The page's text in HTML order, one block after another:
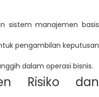
sistem manajemen basis
pengambilan keputusan
dalam operasi bisnis.
Risiko dan